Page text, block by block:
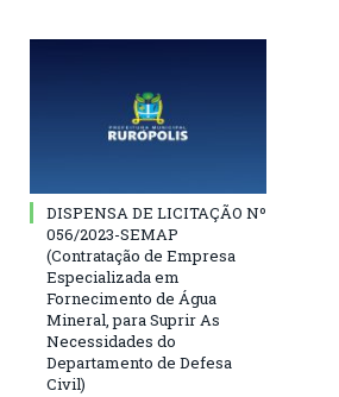
DISPENSA DE LICITAÇÃO Nº
056/2023-SEMAP
(Contratação de Empresa
Especializada em
Fornecimento de Água
Mineral, para Suprir As
Necessidades do
Departamento de Defesa
Civil)